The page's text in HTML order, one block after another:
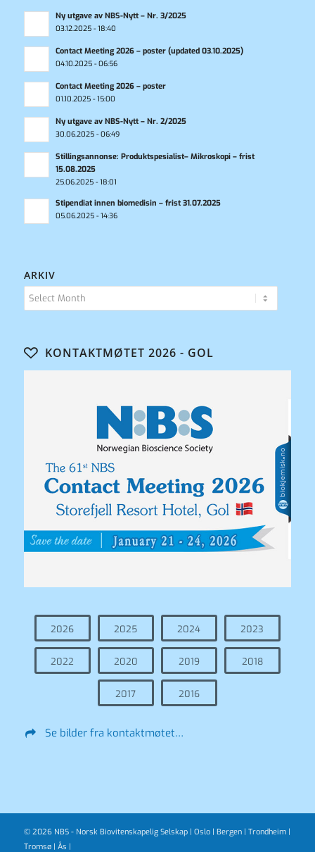
Ny utgave av NBS-Nytt – Nr. 3/2025
03.12.2025 - 18:40
Contact Meeting 2026 – poster (updated 03.10.2025)
04.10.2025 - 06:56
Contact Meeting 2026 – poster
01.10.2025 - 15:00
Ny utgave av NBS-Nytt – Nr. 2/2025
30.06.2025 - 06:49
Stillingsannonse: Produktspesialist– Mikroskopi – frist
15.08.2025
25.06.2025 - 18:01
Stipendiat innen biomedisin – frist 31.07.2025
05.06.2025 - 14:36
ARKIV
KONTAKTMØTET 2026 - GOL
2026 2025 2024 2023
2022 2020 2019 2018
2017 2016
Se bilder fra kontaktmøtet…
© 2026 NBS - Norsk Biovitenskapelig Selskap | Oslo| Bergen| Trondheim|
Tromsø| Ås |